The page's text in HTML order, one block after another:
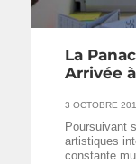
La
Arrivée
3 OCTOBRE
Poursuivant
artistiques
constante